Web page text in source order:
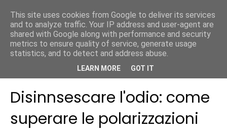
Bruno Mastroianni
Disinnsescare l'odio: come
superare le polarizzazioni
This site uses cookies from Google to deliver its services
and to analyze traffic. Your IP address and user-agent are
shared with Google along with performance and security
metrics to ensure quality of service, generate usage
statistics, and to detect and address abuse.
LEARN MORE GOT IT